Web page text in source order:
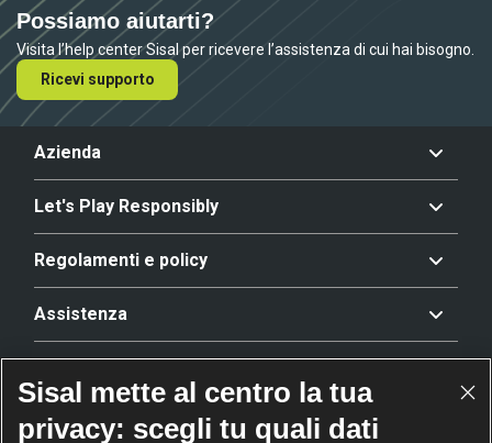
Possiamo aiutarti?
Visita l’help center Sisal per ricevere l’assistenza di cui hai bisogno.
Ricevi supporto
Azienda
Let's Play Responsibly
Regolamenti e policy
Assistenza
Riconoscimenti
Sisal mette al centro la tua
privacy: scegli tu quali dati